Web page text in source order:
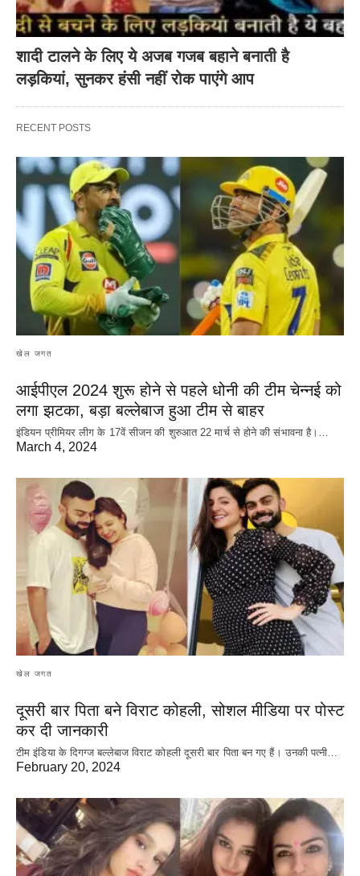
शादी टालने के लिए ये अजब गजब बहाने बनाती है
लड़कियां, सुनकर हंसी नहीं रोक पाएंगे आप
RECENT POSTS
खेल जगत
आईपीएल 2024 शुरू होने से पहले धोनी की टीम चेन्नई को
लगा झटका, बड़ा बल्लेबाज हुआ टीम से बाहर
इंडियन प्रीमियर लीग के 17वें सीजन की शुरुआत 22 मार्च से होने की संभावना है।…
March 4, 2024
खेल जगत
दूसरी बार‌ पिता बने विराट कोहली, सोशल मीडिया पर पोस्ट
कर दी‌ जानकारी
टीम इंडिया के दिगग्ज बल्लेबाज विराट कोहली दूसरी बार पिता बन गए हैं। उनकी पत्नी…
February 20, 2024